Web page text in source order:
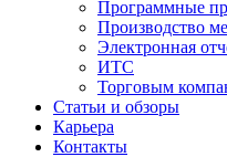
Программные
Производство
Электронная
ИТС
Торговым
Статьи и обзоры
Карьера
Контакты